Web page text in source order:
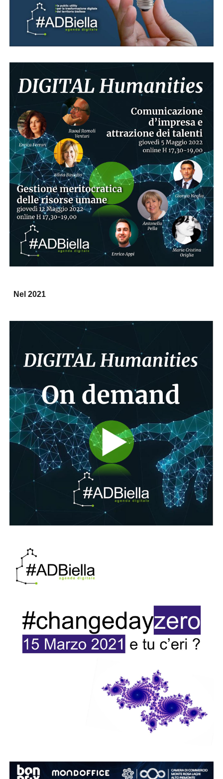
Nel 2021